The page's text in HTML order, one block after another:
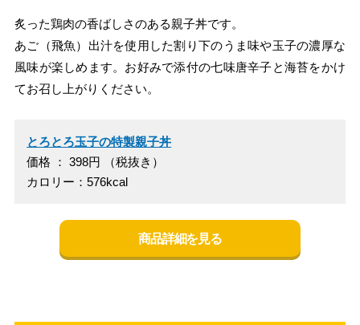
炙った鶏肉の香ばしさのある親子丼です。
あご（飛魚）出汁を使用した割り下のうま味や玉子の濃厚な
風味が楽しめます。お好みで添付の七味唐辛子と海苔をかけ
てお召し上がりください。
とろとろ玉子の特製親子丼
価格 ： 398円 （税抜き）
カロリー：576kcal
商品詳細を見る